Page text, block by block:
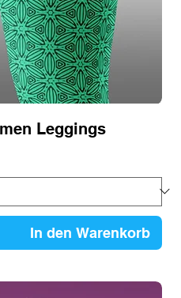
Leggings
In den Warenkorb